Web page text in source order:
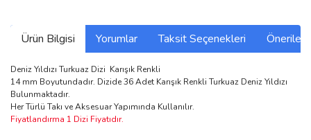
Ürün Bilgisi Yorumlar Taksit Seçenekleri
Deniz Yıldızı Turkuaz Dizi Karışık Renkli
14 mm Boyutundadır. Dizide 36 Adet Karışık Renkli Turkuaz Deniz Yıldızı
Bulunmaktadır.
Her Türlü Takı ve Aksesuar Yapımında Kullanılır.
Fiyatlandırma 1 Dizi Fiyatıdır.